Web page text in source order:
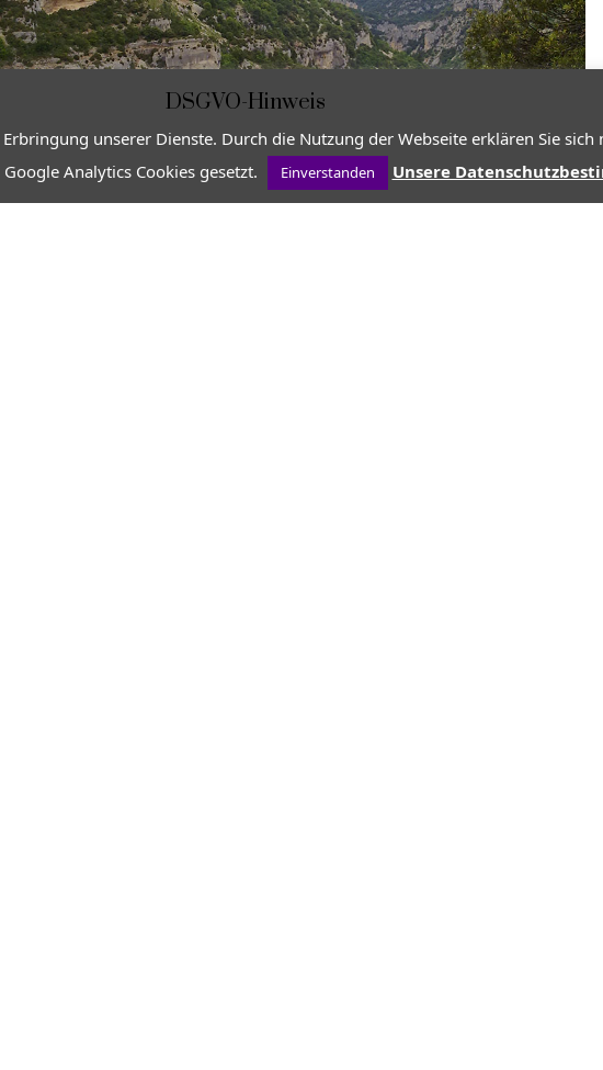
DSGVO-Hinweis
unserer Dienste. Durch die Nutzung der Webseite erklären Sie
Analytics Cookies gesetzt.
Einverstanden Unsere